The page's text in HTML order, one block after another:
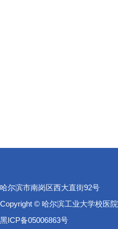
哈尔滨市南岗区西大直街92号
Copyright © 哈尔滨工业大学校医院
黑ICP备05006863号